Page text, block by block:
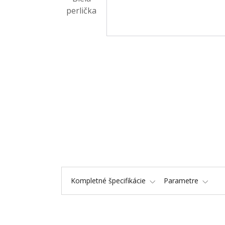
Kompletné špecifikácie Parametre